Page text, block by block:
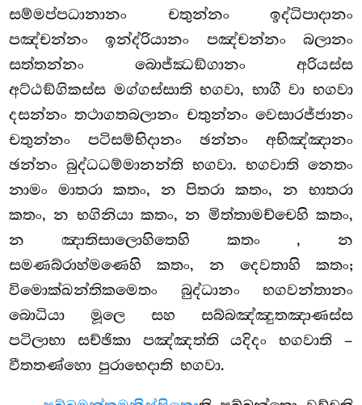
සම්මප්පධානානං චතුන්නං ඉද්ධිපාදානං
පඤ්චන්නං ඉන්ද්රියානං පඤ්චන්නං බලානං
සත්තන්නං බොජ්ඣඞ්ගානං අරියස්ස
අට්ඨඞ්ගිකස්ස මග්ගස්සාති භගවා, භාගී වා භගවා
දසන්නං තථාගතබලානං චතුන්නං වෙසාරජ්ජානං
චතුන්නං පටිසම්භිදානං ඡන්නං අභිඤ්ඤානං
ඡන්නං බුද්ධධම්මානන්ති භගවා. භගවාති නෙතං
නාමං මාතරා කතං, න පිතරා කතං, න භාතරා
කතං, න භගිනියා කතං, න මිත්තාමච්චෙහි කතං,
න ඤාතිසාලොහිතෙහි කතං, න
සමණබ්රාහ්මණෙහි කතං, න දෙවතාහි කතං;
විමොක්ඛන්තිකමෙතං බුද්ධානං භගවන්තානං
බොධියා මූලෙ සහ සබ්බඤ්ඤුතඤාණස්ස
පටිලාභා සච්ඡිකා පඤ්ඤත්ති යදිදං භගවාති –
වීතතණ්හො පුරාභෙදාති භගවා.